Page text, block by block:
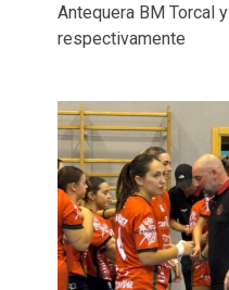
Antequera BM Torcal
respectivamente